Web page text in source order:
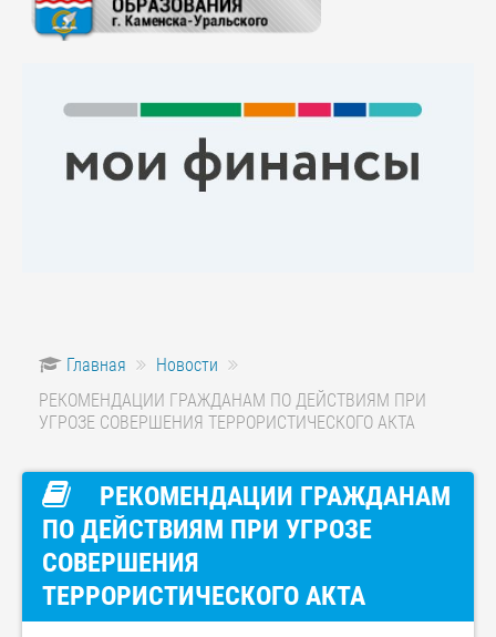
Главная
Новости
РЕКОМЕНДАЦИИ ГРАЖДАНАМ ПО ДЕЙСТВИЯМ ПРИ
УГРОЗЕ СОВЕРШЕНИЯ ТЕРРОРИСТИЧЕСКОГО АКТА
РЕКОМЕНДАЦИИ ГРАЖДАНАМ
ПО ДЕЙСТВИЯМ ПРИ УГРОЗЕ
СОВЕРШЕНИЯ
ТЕРРОРИСТИЧЕСКОГО АКТА